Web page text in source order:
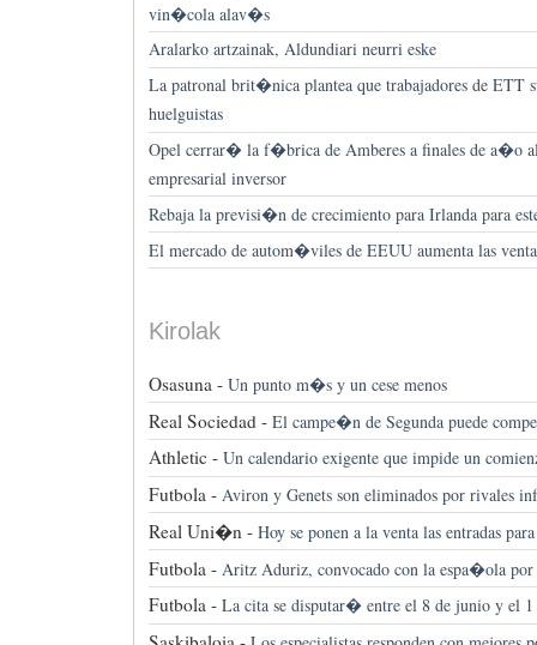
vin�cola alav�s
Aralarko artzainak, Aldundiari neurri eske
La patronal brit�nica plantea que trabajadores de ETT
huelguistas
Opel cerrar� la f�brica de Amberes a finales de a�o
empresarial inversor
Rebaja la previsi�n de crecimiento para Irlanda para
El mercado de autom�viles de EEUU aumenta las
Kirolak
Osasuna - Un punto m�s y un cese menos
Real Sociedad - El campe�n de Segunda puede
Athletic - Un calendario exigente que impide un
Futbola - Aviron y Genets son eliminados por rivales
Real Uni�n - Hoy se ponen a la venta las entradas
Futbola - Aritz Aduriz, convocado con la espa�ola por
Futbola - La cita se disputar� entre el 8 de junio y el